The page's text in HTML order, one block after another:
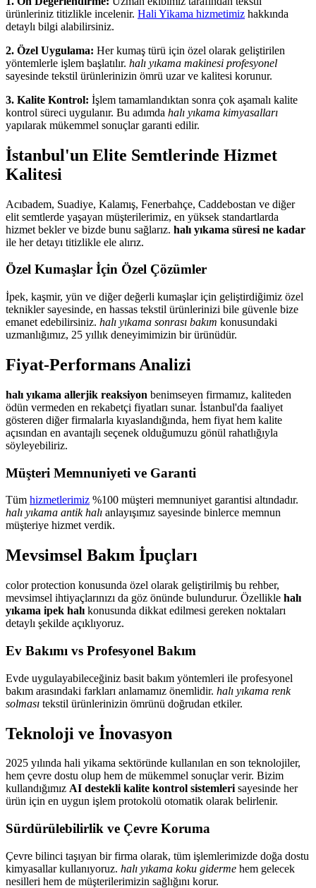
ürünleriniz titizlikle incelenir. Hali Yikama hizmetimiz hakkında
detaylı bilgi alabilirsiniz.
2. Özel Uygulama: Her kumaş türü için özel olarak geliştirilen
yöntemlerle işlem başlatılır. halı yıkama makinesi profesyonel
sayesinde tekstil ürünlerinizin ömrü uzar ve kalitesi korunur.
3. Kalite Kontrol: İşlem tamamlandıktan sonra çok aşamalı kalite
kontrol süreci uygulanır. Bu adımda halı yıkama kimyasalları
yapılarak mükemmel sonuçlar garanti edilir.
İstanbul'un Elite Semtlerinde Hizmet
Kalitesi
Acıbadem, Suadiye, Kalamış, Fenerbahçe, Caddebostan ve diğer
elit semtlerde yaşayan müşterilerimiz, en yüksek standartlarda
hizmet bekler ve bizde bunu sağlarız. halı yıkama süresi ne kadar
ile her detayı titizlikle ele alırız.
Özel Kumaşlar İçin Özel Çözümler
İpek, kaşmir, yün ve diğer değerli kumaşlar için geliştirdiğimiz özel
teknikler sayesinde, en hassas tekstil ürünlerinizi bile güvenle bize
emanet edebilirsiniz. halı yıkama sonrası bakım konusundaki
uzmanlığımız, 25 yıllık deneyimimizin bir ürünüdür.
Fiyat-Performans Analizi
halı yıkama allerjik reaksiyon benimseyen firmamız, kaliteden
ödün vermeden en rekabetçi fiyatları sunar. İstanbul'da faaliyet
gösteren diğer firmalarla kıyaslandığında, hem fiyat hem kalite
açısından en avantajlı seçenek olduğumuzu gönül rahatlığıyla
söyleyebiliriz.
Müşteri Memnuniyeti ve Garanti
Tüm hizmetlerimiz %100 müşteri memnuniyet garantisi altındadır.
halı yıkama antik halı anlayışımız sayesinde binlerce memnun
müşteriye hizmet verdik.
Mevsimsel Bakım İpuçları
color protection konusunda özel olarak geliştirilmiş bu rehber,
mevsimsel ihtiyaçlarınızı da göz önünde bulundurur. Özellikle halı
yıkama ipek halı konusunda dikkat edilmesi gereken noktaları
detaylı şekilde açıklıyoruz.
Ev Bakımı vs Profesyonel Bakım
Evde uygulayabileceğiniz basit bakım yöntemleri ile profesyonel
bakım arasındaki farkları anlamamız önemlidir. halı yıkama renk
solması tekstil ürünlerinizin ömrünü doğrudan etkiler.
Teknoloji ve İnovasyon
2025 yılında hali yikama sektöründe kullanılan en son teknolojiler,
hem çevre dostu olup hem de mükemmel sonuçlar verir. Bizim
kullandığımız AI destekli kalite kontrol sistemlerisayesinde her
ürün için en uygun işlem protokolü otomatik olarak belirlenir.
Sürdürülebilirlik ve Çevre Koruma
Çevre bilinci taşıyan bir firma olarak, tüm işlemlerimizde doğa dostu
kimyasallar kullanıyoruz. halı yıkama koku giderme hem gelecek
nesilleri hem de müşterilerimizin sağlığını korur.